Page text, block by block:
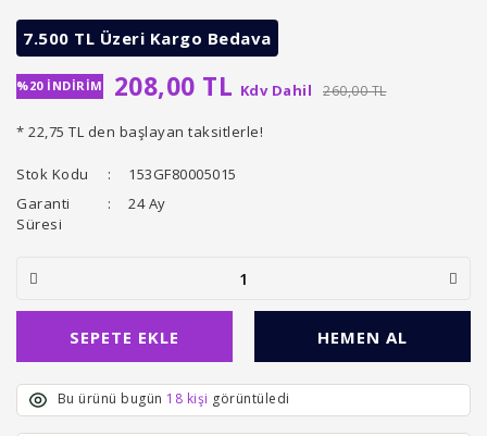
7.500 TL Üzeri Kargo Bedava
%20 İNDİRİM 208,00 TL Kdv Dahil 260,00 TL
* 22,75 TL den başlayan taksitlerle!
Stok Kodu
153GF80005015
Garanti
Süresi
24 Ay
SEPETE EKLE HEMEN AL
Bu ürünü bugün 18 kişi görüntüledi